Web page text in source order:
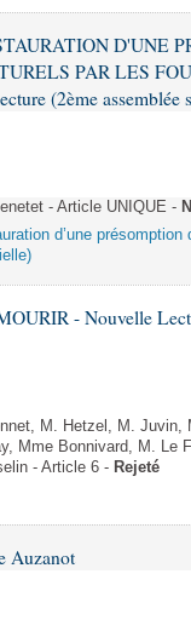
D'UNE
PAR LES
(2ème assemblée
- Article UNIQUE -
d’une présomption
- Nouvelle
M. Hetzel, M. Juvin,
Mme Bonnivard, M. Le
- Article 6 - Rejeté
Auzanot